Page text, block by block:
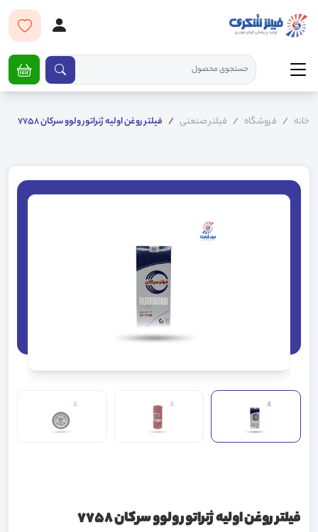
خانه فروشگاه فیلتر صنعتی فیلتر روغن اولیه ژنراتور ولوو سرکان 7758
فیلتر روغن اولیه ژنراتور ولوو سرکان 7758